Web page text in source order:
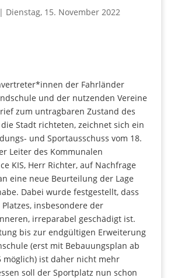
| Dienstag, 15. November 2022
der Fahrländer
und der nutzenden Vereine
zum untragbaren Zustand des
Stadt richteten, zeichnet sich ein
und Sportausschuss vom 18.
Leiter des Kommunalen
KIS, Herr Richter, auf Nachfrage
eine neue Beurteilung der Lage
Dabei wurde festgestellt, dass
insbesondere der
irreparabel geschädigt ist.
bis zur endgültigen Erweiterung
(erst mit Bebauungsplan ab
möglich) ist daher nicht mehr
soll der Sportplatz nun schon